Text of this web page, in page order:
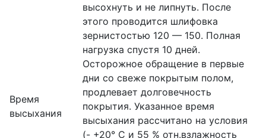
Время
высыхания
высохнуть и не липнуть. После
этого проводится шлифовка
зернистостью 120 — 150. Полная
нагрузка спустя 10 дней.
Осторожное обращение в первые
дни со свеже покрытым полом,
продлевает долговечность
покрытия. Указанное время
высыхания рассчитано на условия
(- +20° С и 55 % отн.взлaжнocть